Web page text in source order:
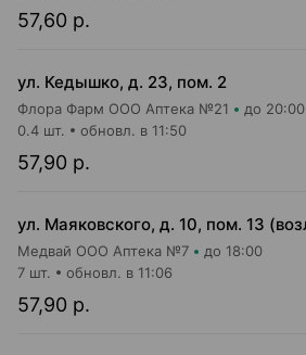
57,60 р.
ул. Кедышко, д. 23, пом. 2
Флора Фарм ООО Аптека №21 до 20:00
57,90 р.
0.4 шт. обновл. в 11:50
Медвай ООО Аптека №7 до 18:00
57,90 р.
7 шт. обновл. в 11:06